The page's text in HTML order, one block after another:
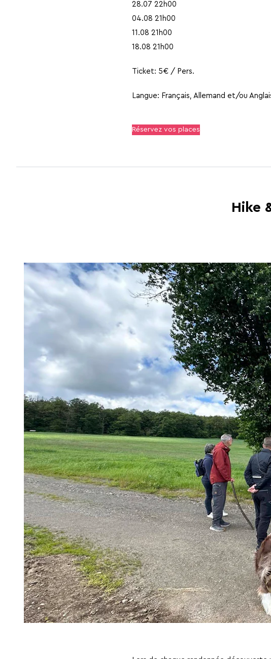
28.07 22h00
04.08 21h00
11.08 21h00
18.08 21h00
Ticket: 5€ / Pers.
Langue: Français, Allemand et/ou
Réservez vos places
Hike